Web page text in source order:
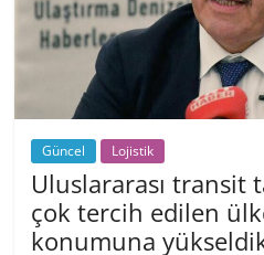
Güncel Lojistik
Uluslararası transit
çok tercih edilen
konumuna